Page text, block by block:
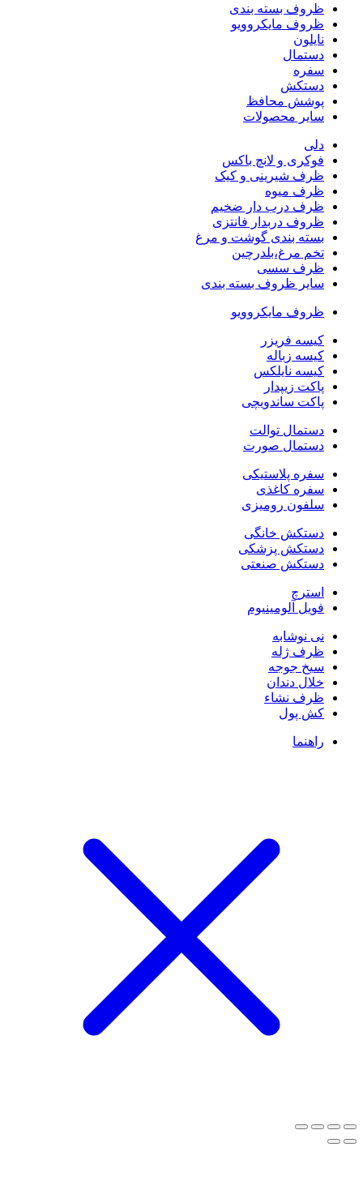
ظروف بسته بندی
ظروف مایکروویو
نایلون
دستمال
سفره
دستکش
پوشش محافظ
سایر محصولات
دلی
فوکری و لانچ باکس
ظرف شیرینی و کیک
ظرف میوه
ظرف درب دار ضخیم
ظروف دربدار فانتزی
بسته بندی گوشت و مرغ
تخم مرغ،بلدرچین
ظرف سسی
سایر ظروف بسته بندی
ظروف مایکروویو
کیسه فریزر
کیسه زباله
کیسه نایلکس
پاکت زیپدار
پاکت ساندویچی
دستمال توالت
دستمال صورت
سفره پلاستیکی
سفره کاغذی
سلفون رومیزی
دستکش خانگی
دستکش پزشکی
دستکش صنعتی
استرچ
فویل آلومینیوم
نی نوشابه
ظرف ژله
سیخ جوجه
خلال دندان
ظرف نشاء
کش پول
راهنما